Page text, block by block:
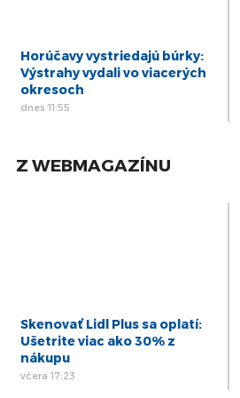
Horúčavy vystriedajú búrky:
Výstrahy vydali vo viacerých
okresoch
dnes 11:55
Z WEBMAGAZÍNU
Skenovať Lidl Plus sa oplatí:
Ušetrite viac ako 30% z
nákupu
včera 17:23